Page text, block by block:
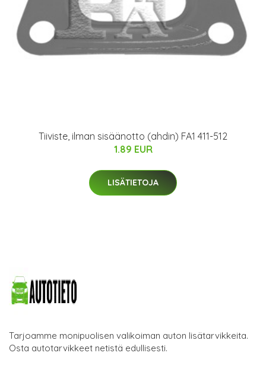
Tiiviste, ilman sisäänotto (ahdin) FA1 411-512
1.89 EUR
LISÄTIETOJA
Tarjoamme monipuolisen valikoiman auton lisätarvikkeita.
Osta autotarvikkeet netistä edullisesti.